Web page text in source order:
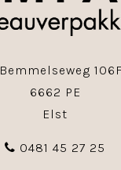
Bemmelseweg 106F
6662 PE
Elst
0481 45 27 25